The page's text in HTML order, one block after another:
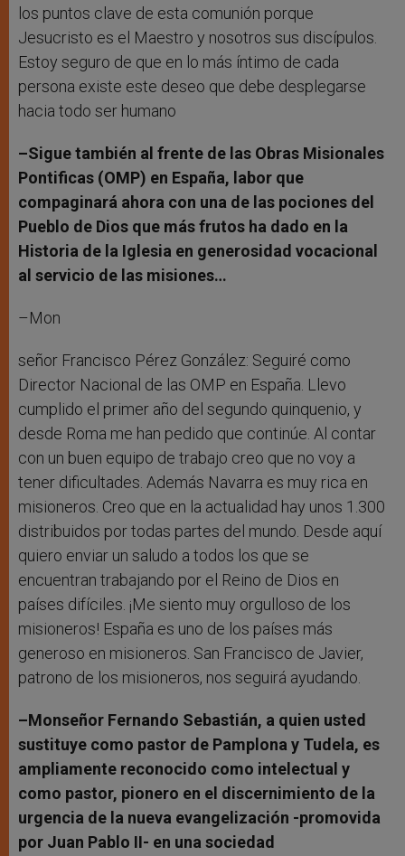
los puntos clave de esta comunión porque
Jesucristo es el Maestro y nosotros sus discípulos.
Estoy seguro de que en lo más íntimo de cada
persona existe este deseo que debe desplegarse
hacia todo ser humano
–Sigue también al frente de las Obras Misionales
Pontificas (OMP) en España, labor que
compaginará ahora con una de las pociones del
Pueblo de Dios que más frutos ha dado en la
Historia de la Iglesia en generosidad vocacional
al servicio de las misiones…
–Mon
señor Francisco Pérez González: Seguiré como
Director Nacional de las OMP en España. Llevo
cumplido el primer año del segundo quinquenio, y
desde Roma me han pedido que continúe. Al contar
con un buen equipo de trabajo creo que no voy a
tener dificultades. Además Navarra es muy rica en
misioneros. Creo que en la actualidad hay unos 1.300
distribuidos por todas partes del mundo. Desde aquí
quiero enviar un saludo a todos los que se
encuentran trabajando por el Reino de Dios en
países difíciles. ¡Me siento muy orgulloso de los
misioneros! España es uno de los países más
generoso en misioneros. San Francisco de Javier,
patrono de los misioneros, nos seguirá ayudando.
–Monseñor Fernando Sebastián, a quien usted
sustituye como pastor de Pamplona y Tudela, es
ampliamente reconocido como intelectual y
como pastor, pionero en el discernimiento de la
urgencia de la nueva evangelización -promovida
por Juan Pablo II- en una sociedad